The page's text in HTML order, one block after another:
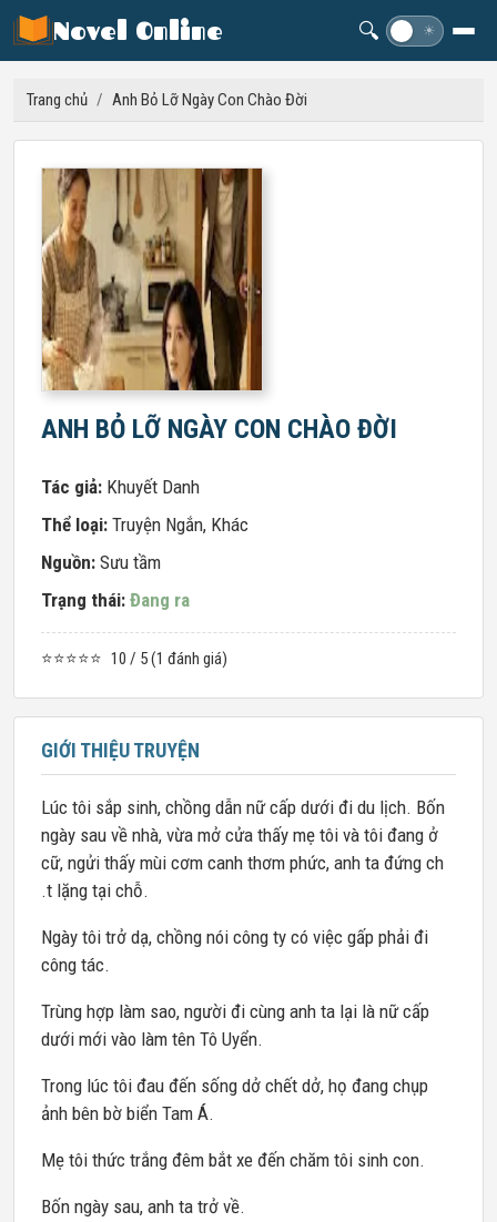
Novel Online 🔍 ☀
Trang chủ / Anh Bỏ Lỡ Ngày Con Chào Đời
ANH BỎ LỠ NGÀY CON CHÀO ĐỜI
Tác giả: Khuyết Danh
Thể loại: Truyện Ngắn, Khác
Nguồn: Sưu tầm
Trạng thái: Đang ra
⭐⭐⭐⭐⭐ 10 / 5 (1 đánh giá)
GIỚI THIỆU TRUYỆN
Lúc tôi sắp sinh, chồng dẫn nữ cấp dưới đi du lịch. Bốn
ngày sau về nhà, vừa mở cửa thấy mẹ tôi và tôi đang ở
cữ, ngửi thấy mùi cơm canh thơm phức, anh ta đứng ch
.t lặng tại chỗ.
Ngày tôi trở dạ, chồng nói công ty có việc gấp phải đi
công tác.
Trùng hợp làm sao, người đi cùng anh ta lại là nữ cấp
dưới mới vào làm tên Tô Uyển.
Trong lúc tôi đau đến sống dở chết dở, họ đang chụp
ảnh bên bờ biển Tam Á.
Mẹ tôi thức trắng đêm bắt xe đến chăm tôi sinh con.
Bốn ngày sau, anh ta trở về.